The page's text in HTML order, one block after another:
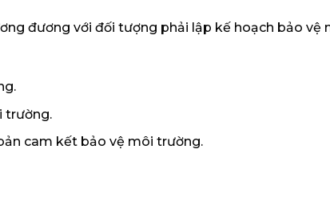
đương với đối tượng phải lập kế hoạch bảo
trường.
cam kết bảo vệ môi trường.